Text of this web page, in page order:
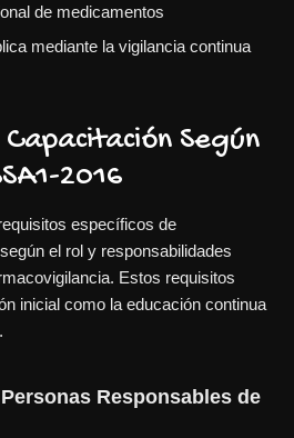
de medicamentos
mediante la vigilancia continua
Según
2016
específicos de
el rol y responsabilidades
Estos requisitos
inicial como la educación continua
Responsables de